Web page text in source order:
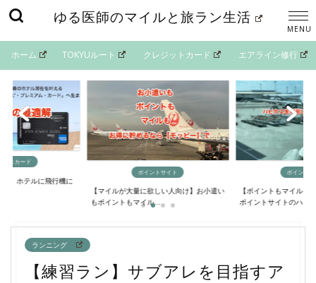
ゆる医師のマイルと旅ラン生活
ホーム TOKYUルート クレジットカード エアライン修行
ポイントサイト
【ポイントもマイルも大量に貯める方法】
ポイントサイトのハ...
マイルの
【最短4日間でANAマ
るニモカルート完...
ランニング
【練習ラン】サブアレを目指すア